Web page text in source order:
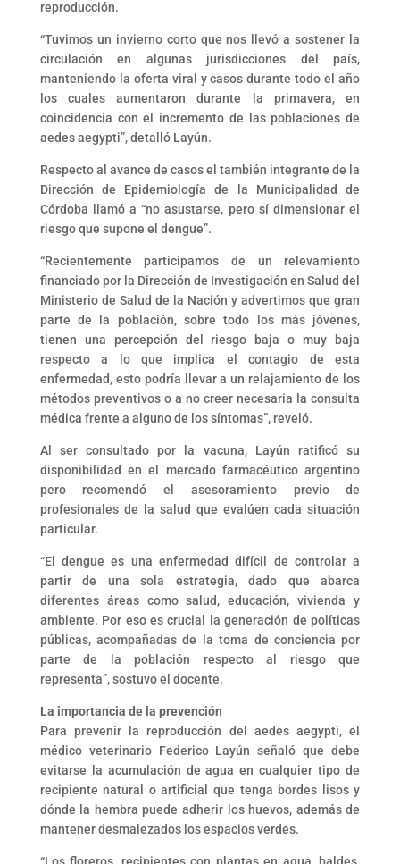
reproducción.
“Tuvimos un invierno corto que nos llevó a sostener la
circulación en algunas jurisdicciones del país,
manteniendo la oferta viral y casos durante todo el año
los cuales aumentaron durante la primavera, en
coincidencia con el incremento de las poblaciones de
aedes aegypti”, detalló Layún.
Respecto al avance de casos el también integrante de la
Dirección de Epidemiología de la Municipalidad de
Córdoba llamó a “no asustarse, pero sí dimensionar el
riesgo que supone el dengue”.
“Recientemente participamos de un relevamiento
financiado por la Dirección de Investigación en Salud del
Ministerio de Salud de la Nación y advertimos que gran
parte de la población, sobre todo los más jóvenes,
tienen una percepción del riesgo baja o muy baja
respecto a lo que implica el contagio de esta
enfermedad, esto podría llevar a un relajamiento de los
métodos preventivos o a no creer necesaria la consulta
médica frente a alguno de los síntomas”, reveló.
Al ser consultado por la vacuna, Layún ratificó su
disponibilidad en el mercado farmacéutico argentino
pero recomendó el asesoramiento previo de
profesionales de la salud que evalúen cada situación
particular.
“El dengue es una enfermedad difícil de controlar a
partir de una sola estrategia, dado que abarca
diferentes áreas como salud, educación, vivienda y
ambiente. Por eso es crucial la generación de políticas
públicas, acompañadas de la toma de conciencia por
parte de la población respecto al riesgo que
representa”, sostuvo el docente.
La importancia de la prevención
Para prevenir la reproducción del aedes aegypti, el
médico veterinario Federico Layún señaló que debe
evitarse la acumulación de agua en cualquier tipo de
recipiente natural o artificial que tenga bordes lisos y
dónde la hembra puede adherir los huevos, además de
mantener desmalezados los espacios verdes.